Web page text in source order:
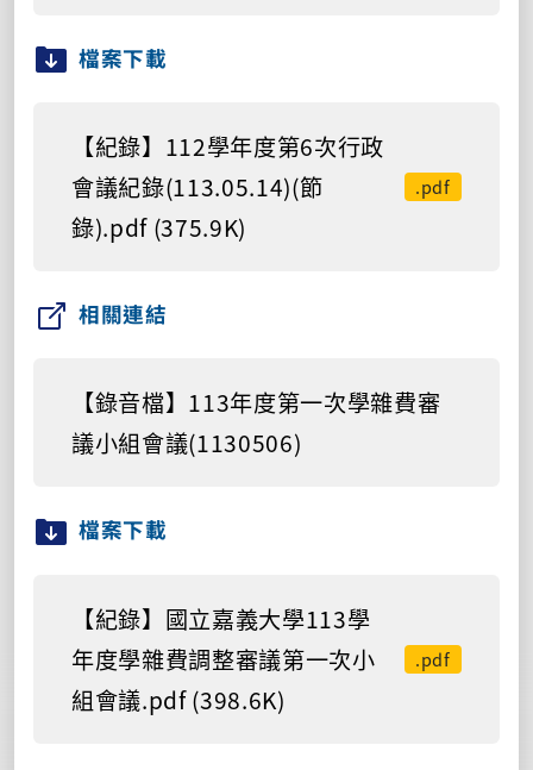
檔案下載
【紀錄】112學年度第6次行政
會議紀錄(113.05.14)(節
錄).pdf (375.9K)
.pdf
相關連結
【錄音檔】113年度第一次學雜費審
議小組會議(1130506)
檔案下載
【紀錄】國立嘉義大學113學
年度學雜費調整審議第一次小
組會議.pdf (398.6K)
.pdf